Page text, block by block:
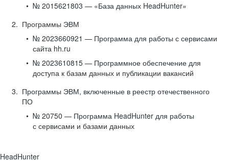
№ 2015621803 — «База данных HeadHunter»
Программы ЭВМ
№ 2023660921 — Программа для работы с сервисами
сайта hh.ru
№ 2023610815 — Программное обеспечение для
доступа к базам данных и публикации вакансий
Программы ЭВМ, включенные в реестр отечественного
ПО
№ 20750 — Программа HeadHunter для работы
с сервисами и базами данных
HeadHunter